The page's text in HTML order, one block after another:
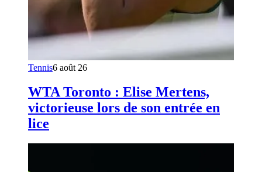
Tennis6 août 26
WTA Toronto : Elise Mertens,
victorieuse lors de son entrée en
lice